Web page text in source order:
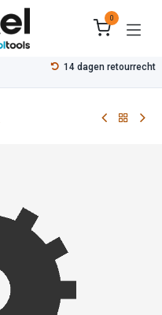
0
14 dagen retourrecht